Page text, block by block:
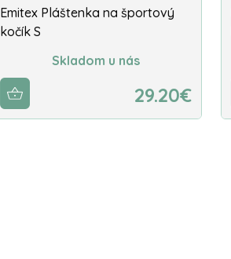
Emitex Pláštenka na športový
kočík S
Skladom u nás
29.20€